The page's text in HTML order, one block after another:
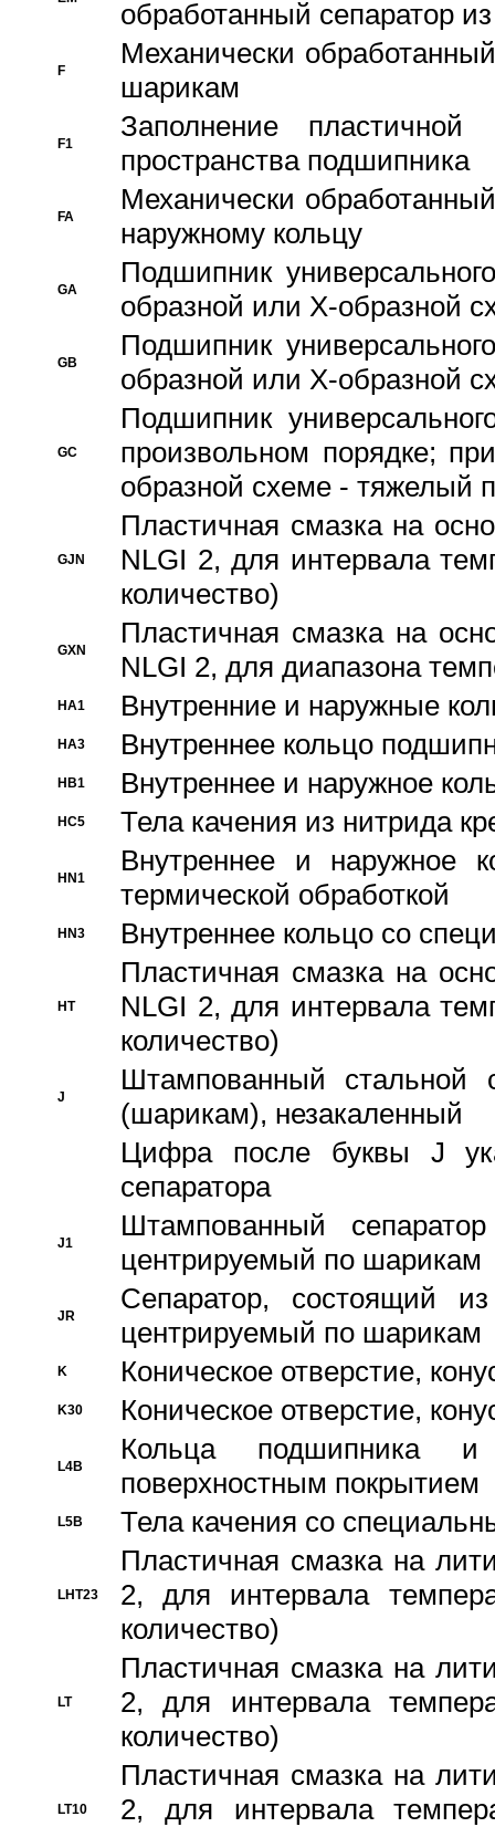
обработанный сепаратор
F
Механически
шарикам
F1
Заполнение
пространства подшипника
FA
Механически
наружному кольцу
GA
Подшипник
образной или Х-образной
GB
Подшипник
образной или Х-образной
GC
Подшипник
произвольном порядке;
образной схеме - тяжелый
GJN
Пластичная смазка на
NLGI 2, для интервала
количество)
GXN
Пластичная смазка на
NLGI 2, для диапазона
HA1 Внутренние и наружные
HA3 Bнутреннее кольцо
HB1 Bнутреннее и наружное
HC5 Тела качения из нитрида
HN1
Bнутреннее и наружное
термической обработкой
HN3 Внутреннее кольцо со
HT
Пластичная смазка на
NLGI 2, для интервала
количество)
J
Штампованный стальной
(шарикам), незакаленный
Цифра после буквы J
сепаратора
J1
Штампованный
центрируемый по шарикам
JR
Сепаратор, состоящий
центрируемый по шарикам
K Коническое отверстие,
K30 Коническое отверстие,
L4B
Кольца подшипника
поверхностным покрытием
L5B Тела качения со
LHT23
Пластичная смазка на
2, для интервала
количество)
LT
Пластичная смазка на
2, для интервала
количество)
LT10
Пластичная смазка на
2, для интервала